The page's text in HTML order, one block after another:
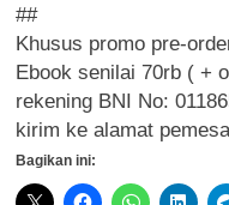
##
Khusus promo pre-
Ebook senilai 70rb ( +
rekening BNI No:
kirim ke alamat
Bagikan ini: